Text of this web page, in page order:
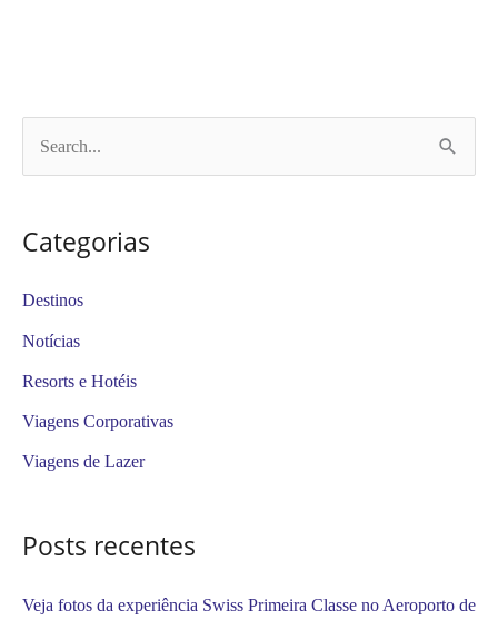
q
u
p
r
Categorias
Destinos
Notícias
Resorts e Hotéis
Viagens Corporativas
Viagens de Lazer
Posts recentes
Veja fotos da experiência Swiss Primeira Classe no Aeroporto de